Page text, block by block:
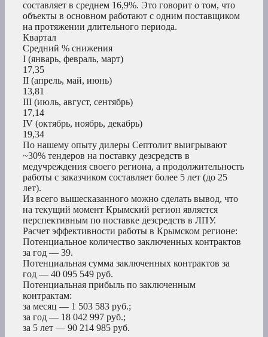
составляет в среднем 16,9%. Это говорит о том, что
объекты в основном работают с одним поставщиком
на протяжении длительного периода.
Квартал
Средний % снижения
I (январь, февраль, март)
17,35
II (апрель, май, июнь)
13,81
III (июль, август, сентябрь)
17,14
IV (октябрь, ноябрь, декабрь)
19,34
По нашему опыту дилеры Септолит выигрывают
~30% тендеров на поставку дезсредств в
медучреждения своего региона, а продолжительность
работы с заказчиком составляет более 5 лет (до 25
лет).
Из всего вышесказанного можно сделать вывод, что
на текущий момент Крымский регион является
перспективным по поставке дезсредств в ЛПУ.
Расчет эффективности работы в Крымском регионе:
Потенциальное количество заключенных контрактов
за год — 39.
Потенциальная сумма заключенных контрактов за
год — 40 095 549 руб.
Потенциальная прибыль по заключенным
контрактам:
за месяц — 1 503 583 руб.;
за год — 18 042 997 руб.;
за 5 лет — 90 214 985 руб.